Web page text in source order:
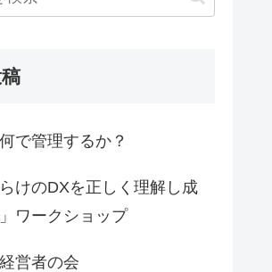
で管理するか？
らけのDXを正しく理解し成
ワークショップ
営者の会